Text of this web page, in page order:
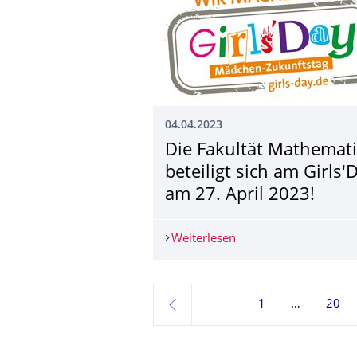
04.04.2023
Die Fakultät
beteiligt sich am
am 27. April 2023!
Weiterlesen Die Fakultät
zurück
1 20